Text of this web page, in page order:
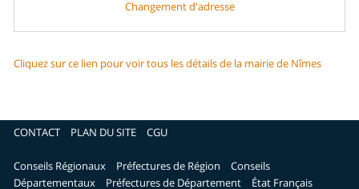
Changement d'adresse
Cliquez sur ce lien pour voir tous les détails de la mairie de Nîmes
CONTACT PLAN DU SITE CGU
Conseils Régionaux Préfectures de Région
Conseils
Départementaux
Préfectures de Département État Français